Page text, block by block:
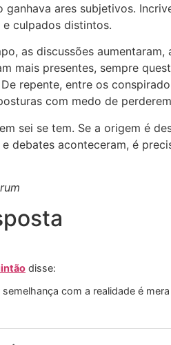
ganhava ares subjetivos.
culpados distintos.
as discussões
mais presentes, sempre
repente, entre os
com medo de
sei se tem. Se a origem é
e debates aconteceram, é
disse:
semelhança com a realidade é